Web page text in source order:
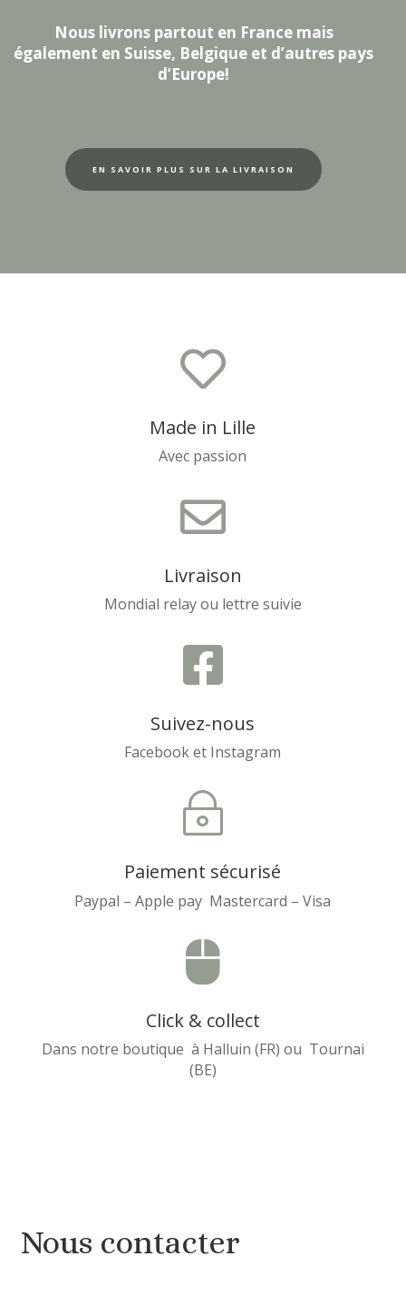
Nous livrons partout en France mais
également en Suisse, Belgique et d’autres pays
d’Europe!
EN SAVOIR PLUS SUR LA LIVRAISON

Made in Lille
Avec passion

Livraison
Mondial relay ou lettre suivie

Suivez-nous
Facebook et Instagram
~
Paiement sécurisé
Paypal – Apple pay Mastercard – Visa

Click & collect
Dans notre boutique à Halluin (FR) ou Tournai
(BE)
Nous contacter